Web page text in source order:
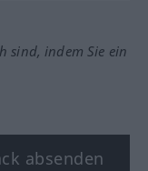
sind, indem Sie ein
absenden